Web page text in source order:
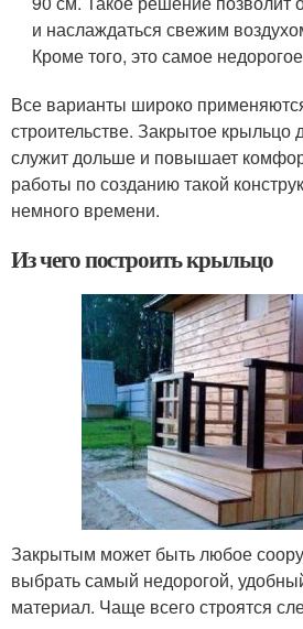
и наслаждаться свежим
Кроме того, это самое
Все варианты широко
строительстве. Закрытое крыльцо
служит дольше и повышает
работы по созданию такой
немного времени.
Из чего построить крыльцо
Закрытым может быть любое
выбрать самый недорогой,
материал. Чаще всего строятся